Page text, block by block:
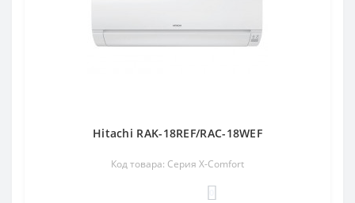
Hitachi RAK-18REF/RAC-18WEF
Код товара: Серия X-Comfort